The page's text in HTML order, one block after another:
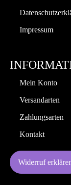
Impressum
Mein Konto
Versandarten
Zahlungsarten
Kontakt
Widerruf